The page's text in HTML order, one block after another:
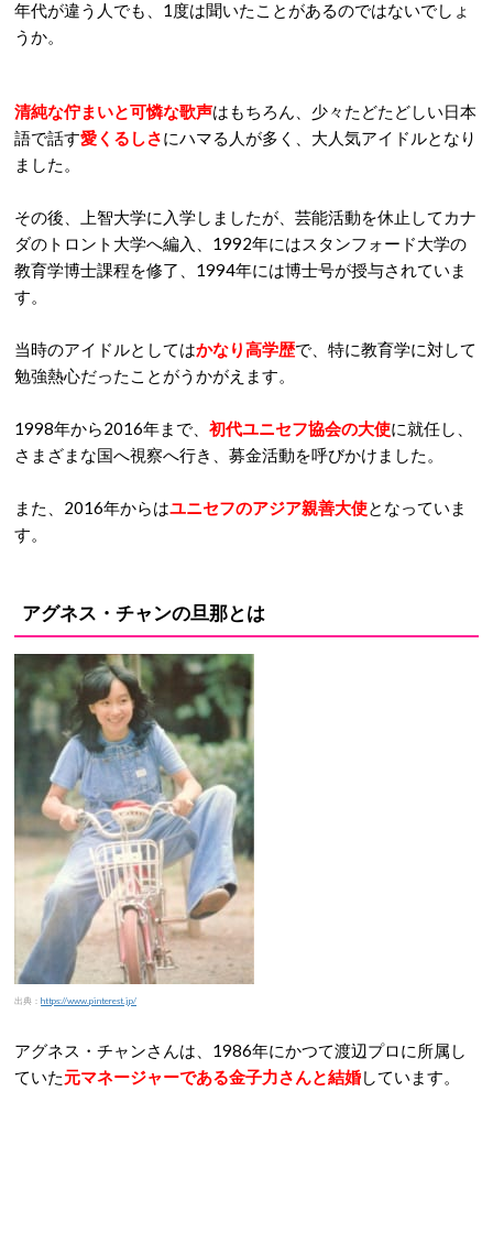
年代が違う人でも、1度は聞いたことがあるのではないでしょ
うか。
清純な佇まいと可憐な歌声はもちろん、少々たどたどしい日本
語で話す愛くるしさにハマる人が多く、大人気アイドルとなり
ました。
その後、上智大学に入学しましたが、芸能活動を休止してカナ
ダのトロント大学へ編入、1992年にはスタンフォード大学の
教育学博士課程を修了、1994年には博士号が授与されていま
す。
当時のアイドルとしてはかなり高学歴で、特に教育学に対して
勉強熱心だったことがうかがえます。
1998年から2016年まで、 初代ユニセフ協会の大使に就任し、
さまざまな国へ視察へ行き、募金活動を呼びかけました。
また、2016年からはユニセフのアジア親善大使となっていま
す。
アグネス・チャンの旦那とは
出典： https://www.pinterest.jp/
アグネス・チャンさんは、1986年にかつて渡辺プロに所属し
ていた元マネージャーである金子力さんと結婚しています。